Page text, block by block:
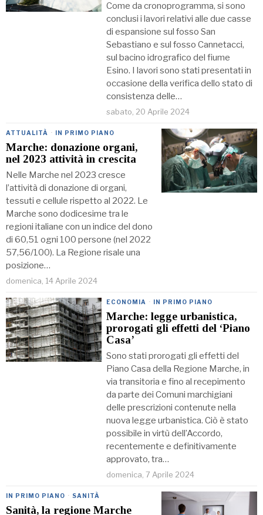
Come da cronoprogramma, si sono
conclusi i lavori relativi alle due casse
di espansione sul fosso San
Sebastiano e sul fosso Cannetacci,
sul bacino idrografico del fiume
Esino. I lavori sono stati presentati in
occasione della verifica dello stato di
consistenza delle…
sabato, 20 Aprile 2024
ATTUALITÀ · IN PRIMO PIANO
Marche: donazione organi,
nel 2023 attività in crescita
Nelle Marche nel 2023 cresce
l’attività di donazione di organi,
tessuti e cellule rispetto al 2022. Le
Marche sono dodicesime tra le
regioni italiane con un indice del dono
di 60,51 ogni 100 persone (nel 2022
57,56/100). La Regione risale una
posizione…
domenica, 14 Aprile 2024
ECONOMIA · IN PRIMO PIANO
Marche: legge urbanistica,
prorogati gli effetti del ‘Piano
Casa’
Sono stati prorogati gli effetti del
Piano Casa della Regione Marche, in
via transitoria e fino al recepimento
da parte dei Comuni marchigiani
delle prescrizioni contenute nella
nuova legge urbanistica. Ciò è stato
possibile in virtù dell’Accordo,
recentemente e definitivamente
approvato, tra…
domenica, 7 Aprile 2024
IN PRIMO PIANO · SANITÀ
Sanità, la regione Marche